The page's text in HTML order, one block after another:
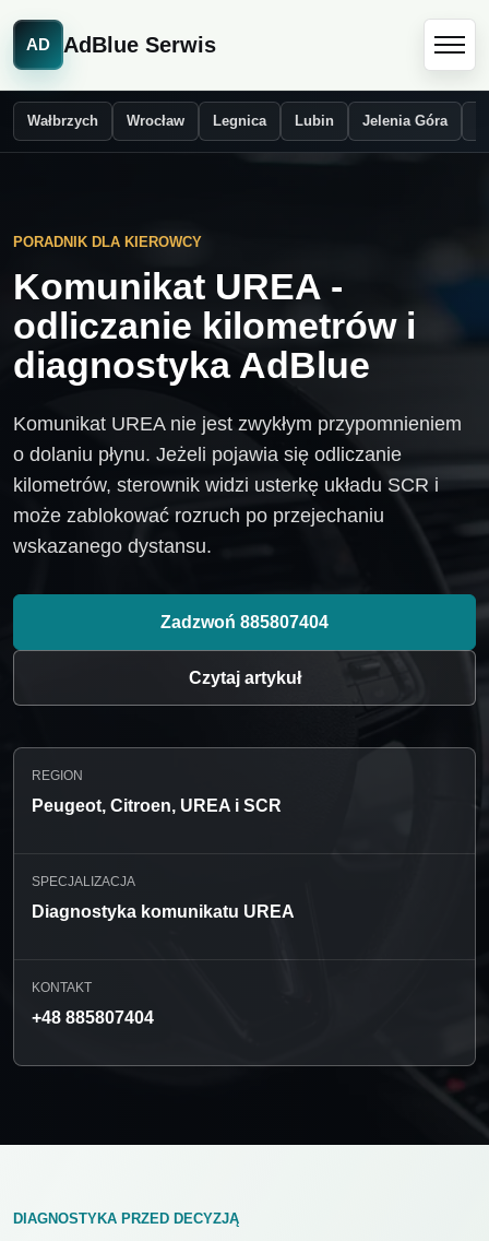
AD AdBlue Serwis
Wałbrzych Wrocław Legnica Lubin Jelenia Góra
PORADNIK DLA KIEROWCY
Komunikat UREA -
odliczanie kilometrów i
diagnostyka AdBlue
Komunikat UREA nie jest zwykłym przypomnieniem
o dolaniu płynu. Jeżeli pojawia się odliczanie
kilometrów, sterownik widzi usterkę układu SCR i
może zablokować rozruch po przejechaniu
wskazanego dystansu.
Zadzwoń 885807404
Czytaj artykuł
REGION
Peugeot, Citroen, UREA i SCR
SPECJALIZACJA
Diagnostyka komunikatu UREA
KONTAKT
+48 885807404
DIAGNOSTYKA PRZED DECYZJĄ